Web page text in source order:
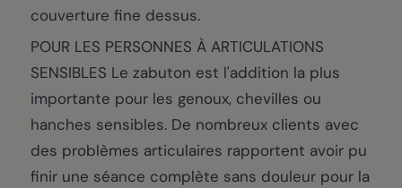
couverture fine dessus.
POUR LES PERSONNES À ARTICULATIONS
SENSIBLES Le zabuton est l'addition la plus
importante pour les genoux, chevilles ou
hanches sensibles. De nombreux clients avec
des problèmes articulaires rapportent avoir pu
finir une séance complète sans douleur pour la